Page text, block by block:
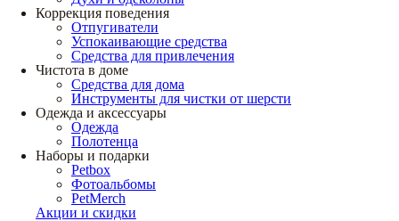
Коррекция поведения
Отпугиватели
Успокаивающие средства
Средства для привлечения
Чистота в доме
Средства для дома
Инструменты для чистки от шерсти
Одежда и аксессуары
Одежда
Полотенца
Наборы и подарки
Petbox
Фотоальбомы
PetMerch
Акции и скидки